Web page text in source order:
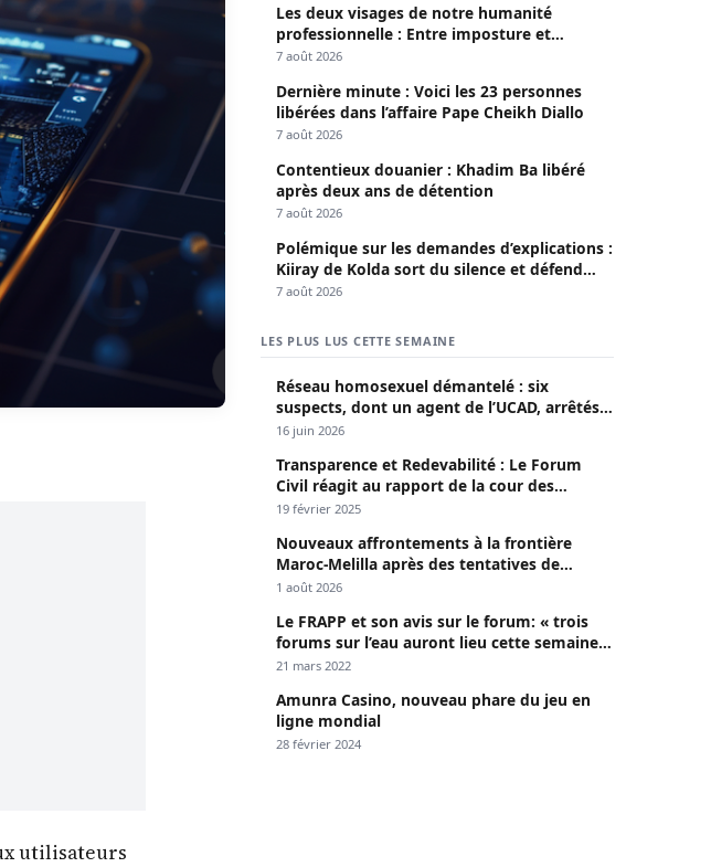
utilisateurs
Les deux visages de notre humanité
professionnelle : Entre imposture et
héroïsme silencieux (Par Pr Moussa Seydi)
7 août 2026
Dernière minute : Voici les 23 personnes
libérées dans l’affaire Pape Cheikh Diallo
7 août 2026
Contentieux douanier : Khadim Ba libéré
après deux ans de détention
7 août 2026
Polémique sur les demandes d’explications :
Kiiray de Kolda sort du silence et défend
Mamadou Lamine Dianté
7 août 2026
LES PLUS LUS CETTE SEMAINE
Réseau homosexuel démantelé : six
suspects, dont un agent de l’UCAD, arrêtés à
Keur Massar ; l’un avoue avoir propagé le
16 juin 2026
Transparence et Redevabilité : Le Forum
Civil réagit au rapport de la cour des
comptes
19 février 2025
Nouveaux affrontements à la frontière
Maroc-Melilla après des tentatives de
passage
1 août 2026
Le FRAPP et son avis sur le forum: « trois
forums sur l’eau auront lieu cette semaine à
Dakar »
21 mars 2022
Amunra Casino, nouveau phare du jeu en
ligne mondial
28 février 2024